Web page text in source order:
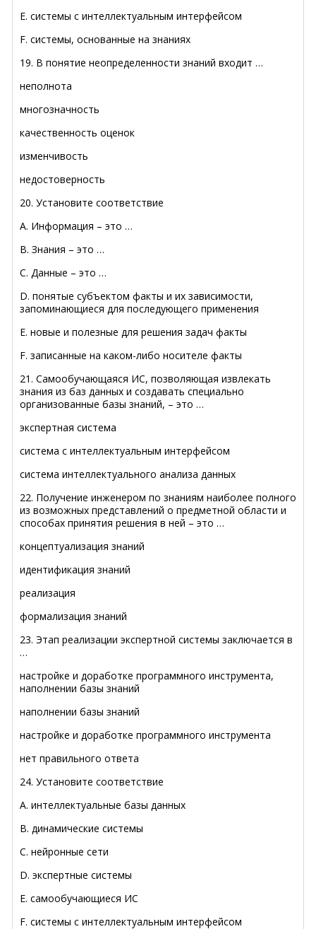
E. системы с интеллектуальным интерфейсом
F. системы, основанные на знаниях
19. В понятие неопределенности знаний входит …
неполнота
многозначность
качественность оценок
изменчивость
недостоверность
20. Установите соответствие
A. Информация – это …
B. Знания – это …
C. Данные – это …
D. понятые субъектом факты и их зависимости,
запоминающиеся для последующего применения
E. новые и полезные для решения задач факты
F. записанные на каком-либо носителе факты
21. Самообучающаяся ИС, позволяющая извлекать
знания из баз данных и создавать специально
организованные базы знаний, – это …
экспертная система
система с интеллектуальным интерфейсом
система интеллектуального анализа данных
22. Получение инженером по знаниям наиболее полного
из возможных представлений о предметной области и
способах принятия решения в ней – это …
концептуализация знаний
идентификация знаний
реализация
формализация знаний
23. Этап реализации экспертной системы заключается в
…
настройке и доработке программного инструмента,
наполнении базы знаний
наполнении базы знаний
настройке и доработке программного инструмента
нет правильного ответа
24. Установите соответствие
A. интеллектуальные базы данных
B. динамические системы
C. нейронные сети
D. экспертные системы
E. самообучающиеся ИС
F. системы с интеллектуальным интерфейсом